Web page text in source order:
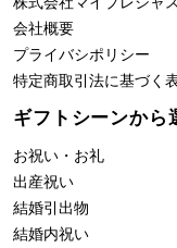
会社概要
プライバシポリシー
特定商取引法に基づく
ギフトシーンから
お祝い・お礼
出産祝い
結婚引出物
結婚内祝い